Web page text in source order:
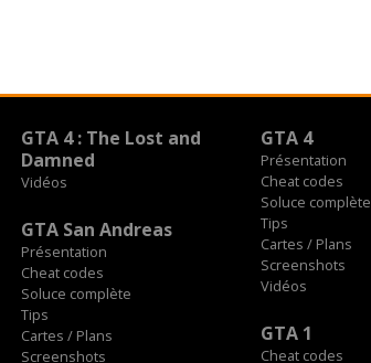
GTA 4 : The Lost and
Damned
Vidéos
GTA 4
Présentation
Cheat codes
Soluce complète
Tips
Cartes / Plans
Screenshots
Vidéos
GTA San Andreas
Présentation
Cheat codes
Soluce complète
Tips
Cartes / Plans
Screenshots
GTA 1
Cheat codes